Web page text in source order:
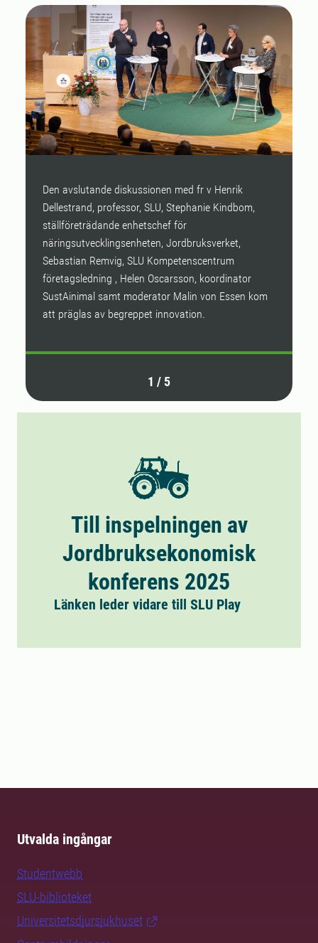
Den avslutande diskussionen med fr v Henrik
Dellestrand, professor, SLU, Stephanie Kindbom,
ställföreträdande enhetschef för
näringsutvecklingsenheten, Jordbruksverket,
Sebastian Remvig, SLU Kompetenscentrum
företagsledning , Helen Oscarsson, koordinator
SustAinimal samt moderator Malin von Essen kom
att präglas av begreppet innovation.
1 / 5
Till inspelningen av
Jordbruksekonomisk
konferens 2025
Länken leder vidare till SLU Play
Utvalda ingångar
Studentwebb
SLU-biblioteket
Universitetsdjursjukhuset